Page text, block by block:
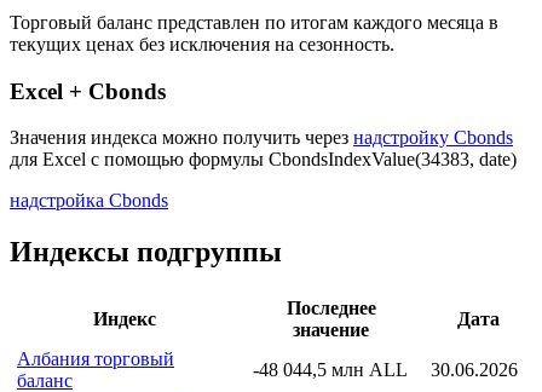
Торговый баланс представлен по итогам каждого месяца в
текущих ценах без исключения на сезонность.
Excel + Cbonds
Значения индекса можно получить через надстройку Cbonds
для Excel с помощью формулы CbondsIndexValue(34383, date)
надстройка Cbonds
Индексы подгруппы
Индекс
Последнее
значение
Дата
Албания торговый
баланс
-48 044,5 млн ALL
30.06.2026